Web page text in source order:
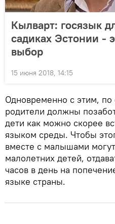
Кылварт: госязык
садиках Эстонии -
выбор
15 июня 2018, 14:15
Одновременно с этим, по
родители должны
дети как можно скорее
языком среды. Чтобы
вместе с малышами
малолетних детей,
часов в день на
языке страны.